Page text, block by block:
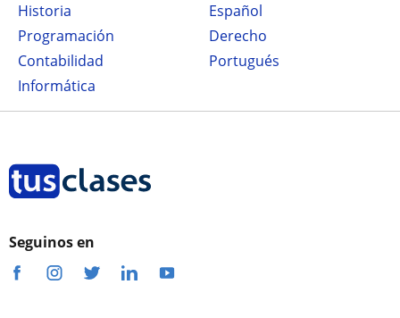
Historia
Español
Programación
Derecho
Contabilidad
Portugués
Informática
Seguinos en